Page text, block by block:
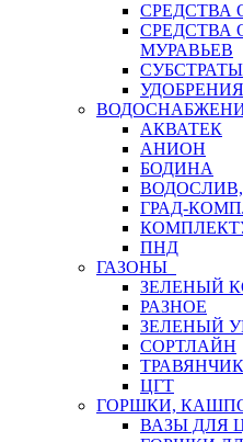
СРЕДСТВА
СРЕДСТВА
МУРАВЬЕВ
СУБСТРАТЫ
УДОБРЕНИЯ
АКВАТЕК
АНИОН
БОДИНА
ГРАД-
ПНД
ГАЗОНЫ
ЗЕЛЕНЫЙ
РАЗНОЕ
ЗЕЛЕНЫЙ
СОРТЛАЙН
ТРАВЯНЧИК
ЦГТ
ГОРШКИ,
ВАЗЫ ДЛЯ